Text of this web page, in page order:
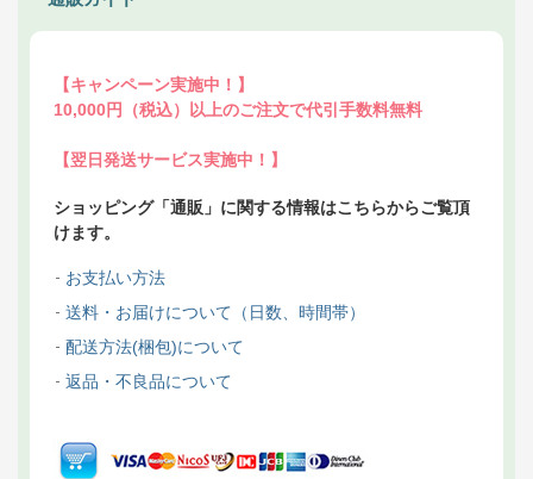
【キャンペーン実施中！】
10,000円（税込）以上のご注文で代引手数料無料
【翌日発送サービス実施中！】
ショッピング「通販」に関する情報はこちらからご覧頂
けます。
お支払い方法
送料・お届けについて（日数、時間帯）
配送方法(梱包)について
返品・不良品について